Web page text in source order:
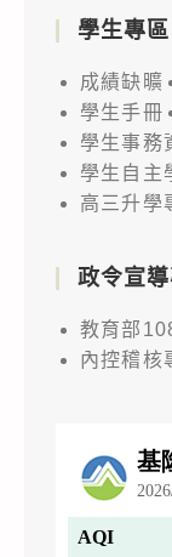
學生專區
成績缺曠
學生手冊
學生事務
學生自主
高三升學
政令宣
教育部
內控稽核